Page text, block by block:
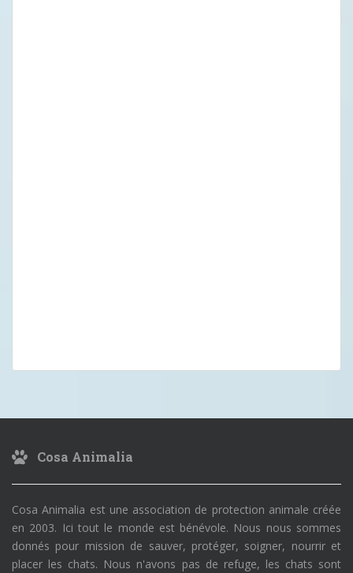
Cosa Animalia
Cosa Animalia est une association de protection animale créée
en 2003. Ici tout le monde est bénévole. Nous nous sommes
donnés pour mission de sauver, protéger, soigner, nourrir et
placer les chats. Nous n'avons pas de refuge, les chats sont